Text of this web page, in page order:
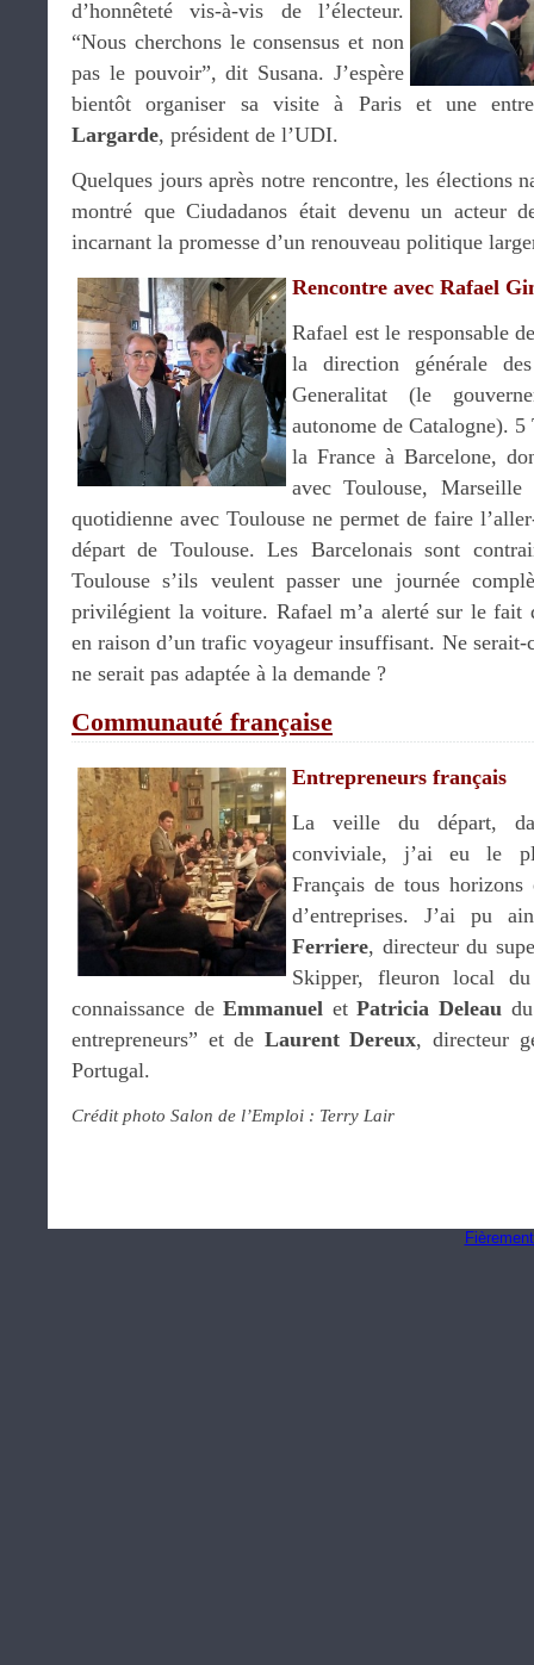
d’honnêteté vis-à-vis de l’électeur.
“Nous cherchons le consensus et non
pas le pouvoir”, dit Susana. J’espère
bientôt organiser sa visite à Paris et une
Largarde, président de l’UDI.
Quelques jours après notre rencontre, les élections
montré que Ciudadanos était devenu un acteur
incarnant la promesse d’un renouveau politique
Rencontre avec Rafael
Rafael est le responsable
la direction générale
Generalitat (le
autonome de Catalogne).
la France à Barcelone,
avec Toulouse,
quotidienne avec Toulouse ne permet de faire
départ de Toulouse. Les Barcelonais sont
Toulouse s’ils veulent passer une journée
privilégient la voiture. Rafael m’a alerté sur le fait
en raison d’un trafic voyageur insuffisant. Ne serait-
ne serait pas adaptée à la demande ?
Communauté française
Entrepreneurs français
La veille du départ,
conviviale, j’ai eu le
Français de tous
d’entreprises. J’ai pu
Ferriere, directeur du
Skipper, fleuron local
connaissance deEmmanuel etPatricia Deleau
entrepreneurs” et de Laurent Dereux, directeur
Portugal.
Crédit photo Salon de l’Emploi : Terry Lair